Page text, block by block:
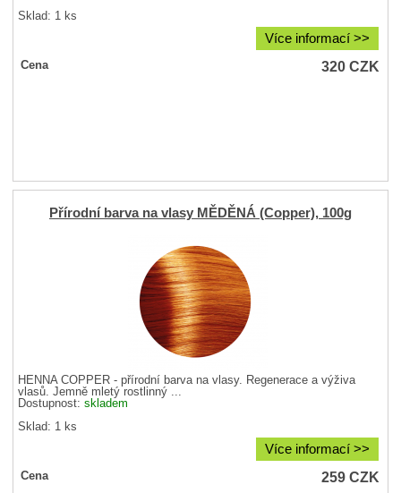
Sklad: 1 ks
Více informací >>
Cena 320CZK
Přírodní barva na vlasy MĚDĚNÁ (Copper), 100g
HENNA COPPER - přírodní barva na vlasy. Regenerace a výživa
vlasů. Jemně mletý rostlinný ...
Dostupnost:skladem
Sklad: 1 ks
Více informací >>
Cena 259CZK